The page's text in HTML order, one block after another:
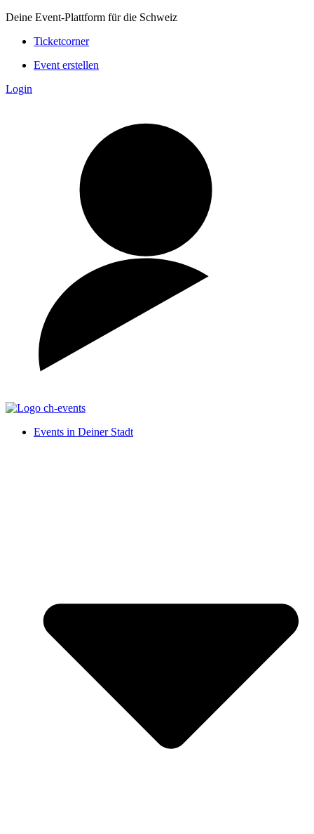
Deine Event-Plattform für die Schweiz
Ticketcorner
Event erstellen
Login
Events in Deiner Stadt